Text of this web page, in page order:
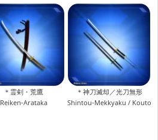
＊霊剣・荒鷹
Reiken-Arataka
＊神刀滅却／光刀無形
Shintou-Mekkyaku /